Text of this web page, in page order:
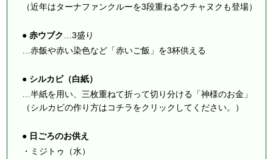
（近年はターナファンクルーを3段重ねるウチャヌクも登場）
● 赤ウブク…3盛り
…赤飯や赤い染色など「赤いご飯」を3杯供える
● シルカビ（白紙）
…半紙を用い、三枚重ねて折って切り分ける「神様のお金」
（シルカビの作り方はコチラをクリックしてください。 ）
● 日ごろのお供え
・ミジトゥ（水）